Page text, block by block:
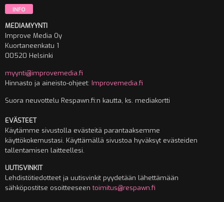
INFO
MEDIAMYYNTI
Improve Media Oy
Kuortaneenkatu 1
00520 Helsinki
myynti@improvemedia.fi
Hinnasto ja aineisto-ohjeet: Improvemedia.fi
Suora neuvottelu Respawn.fi:n kautta, ks. mediakortti
EVÄSTEET
Käytämme sivustolla evästeitä parantaaksemme
käyttökokemustasi. Käyttämällä sivustoa hyväksyt evästeiden
tallentamisen laitteellesi.
UUTISVINKIT
Lehdistötiedotteet ja uutisvinkit pyydetään lähettämään
sähköpostitse osoitteeseentoimitus@respawn.fi